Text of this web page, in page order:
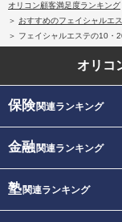
オリコン顧客満足度ランキング
おすすめのフェイシャルエ
フェイシャルエステの10・
オリコ
保険関連ランキング
金融関連ランキング
塾関連ランキング